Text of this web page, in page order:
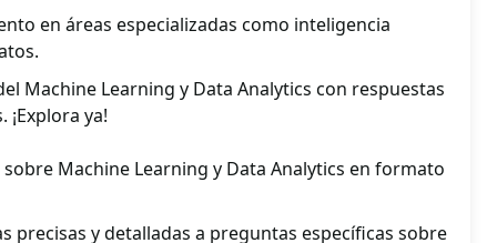
en áreas especializadas como inteligencia
Machine Learning y Data Analytics con respuestas
ya!
Machine Learning y Data Analytics en formato
precisas y detalladas a preguntas específicas sobre